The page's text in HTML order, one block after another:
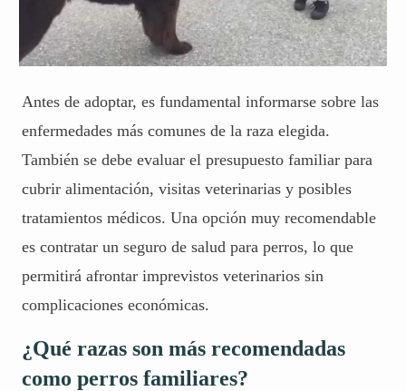
Antes de adoptar, es fundamental informarse sobre las
enfermedades más comunes de la raza elegida.
También se debe evaluar el presupuesto familiar para
cubrir alimentación, visitas veterinarias y posibles
tratamientos médicos. Una opción muy recomendable
es contratar un seguro de salud para perros, lo que
permitirá afrontar imprevistos veterinarios sin
complicaciones económicas.
¿Qué razas son más recomendadas
como perros familiares?